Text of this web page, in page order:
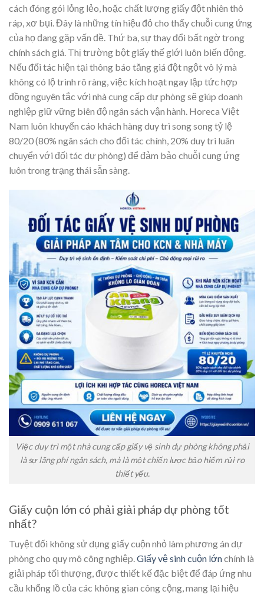
cách đóng gói lỏng lẻo, hoặc chất lượng giấy đột nhiên thô
ráp, xơ bụi. Đây là những tín hiệu đỏ cho thấy chuỗi cung ứng
của họ đang gặp vấn đề. Thứ ba, sự thay đổi bất ngờ trong
chính sách giá. Thị trường bột giấy thế giới luôn biến động.
Nếu đối tác hiện tại thông báo tăng giá đột ngột vô lý mà
không có lộ trình rõ ràng, việc kích hoạt ngay lập tức hợp
đồng nguyên tắc với nhà cung cấp dự phòng sẽ giúp doanh
nghiệp giữ vững biên độ ngân sách vận hành. Horeca Việt
Nam luôn khuyến cáo khách hàng duy trì song song tỷ lệ
80/20 (80% ngân sách cho đối tác chính, 20% duy trì luân
chuyển với đối tác dự phòng) để đảm bảo chuỗi cung ứng
luôn trong trạng thái sẵn sàng.
Việc duy trì một nhà cung cấp giấy vệ sinh dự phòng không phải
là sự lãng phí ngân sách, mà là một chiến lược bảo hiểm rủi ro
thiết yếu.
Giấy cuộn lớn có phải giải pháp dự phòng tốt
nhất?
Tuyệt đối không sử dụng giấy cuộn nhỏ làm phương án dự
phòng cho quy mô công nghiệp.Giấy vệ sinh cuộn lớnchính là
giải pháp tối thượng, được thiết kế đặc biệt để đáp ứng nhu
cầu khổng lồ của các không gian công cộng, mang lại hiệu